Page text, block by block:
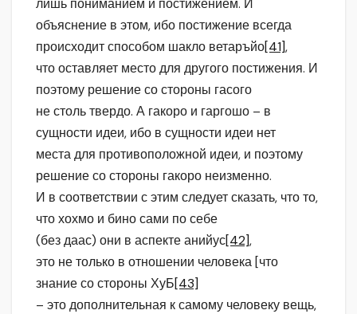
лишь пониманием и постижением. И
объяснение в этом, ибо постижение всегда
происходит способом шакло ветаръйо[41],
что оставляет место для другого постижения. И
поэтому решение со стороны гасого
не столь твердо. А гакоро и гаргошо – в
сущности идеи, ибо в сущности идеи нет
места для противоположной идеи, и поэтому
решение со стороны гакоро неизменно.
И в соответствии с этим следует сказать, что то,
что хохмо и бино сами по себе
(без даас) они в аспекте анийус[42],
это не только в отношении человека [что
знание со стороны ХуБ[43]
– это дополнительная к самому человеку вещь,